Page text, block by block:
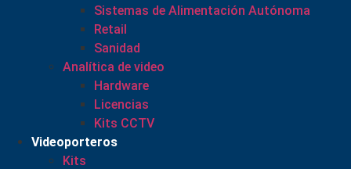
Sistemas de Alimentación Autónoma
Retail
Sanidad
Analítica de video
Hardware
Licencias
Kits CCTV
Videoporteros
Kits